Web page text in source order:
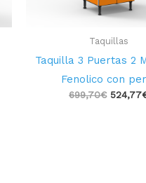
Taquillas
Taquilla 3 Puertas 2
Fenolico con
699,70€ 524,77